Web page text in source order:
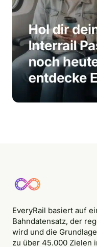
EveryRail basiert auf
Bahndatensatz, der
wird und die
zu über 45.000 Zielen